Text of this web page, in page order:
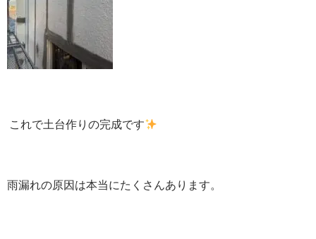
これで土台作りの完成です
雨漏れの原因は本当にたくさんあります。